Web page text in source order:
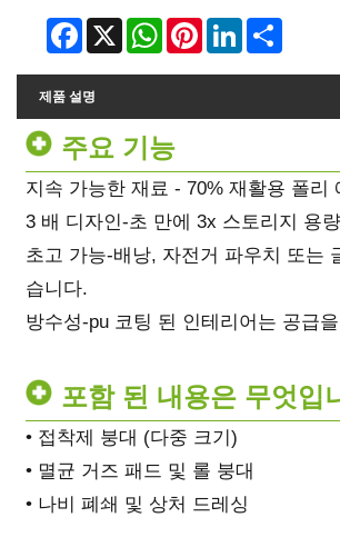
Facebook WhatsAppPinterestLinkedIn
제품 설명
주요 기능
지속 가능한 재료 - 70% 재활용 폴리
3 배 디자인-초 만에 3x 스토리지 용
초고 가능-배낭, 자전거 파우치 또는
습니다.
방수성-pu 코팅 된 인테리어는 공급
포함 된 내용은 무엇입
• 접착제 붕대 (다중 크기)
• 멸균 거즈 패드 및 롤 붕대
• 나비 폐쇄 및 상처 드레싱